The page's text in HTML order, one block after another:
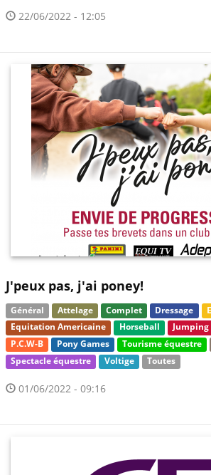
22/06/2022 - 12:05
J'peux pas, j'ai poney!
Général Attelage Complet Dressage
Equitation Americaine
Horseball Jumping
P.C.W-B
Pony Games Tourisme équestre
Spectacle équestre
Voltige Toutes
01/06/2022 - 09:16